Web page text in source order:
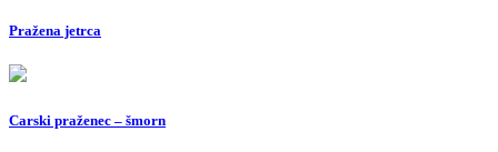
Pražena jetrca
Carski praženec – šmorn